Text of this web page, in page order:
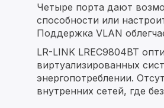
Четыре порта дают
способности или
Поддержка VLAN
LR-LINK LREC9804BT
виртуализированных
энергопотреблении.
внутренних сетей, где